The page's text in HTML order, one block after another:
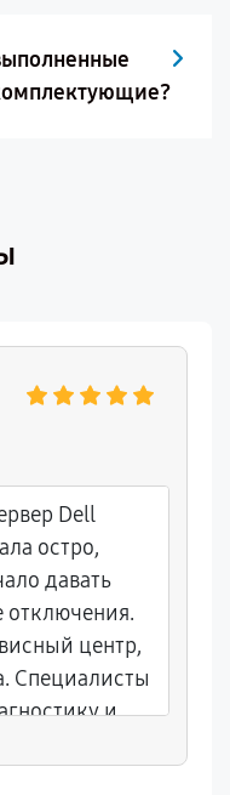
Dell
остро,
давать
отключения.
центр,
Специалисты
и